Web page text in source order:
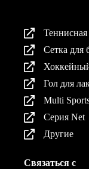
Теннисная
Сетка для
Гол для
Multi
Серия Net
Другие
Связаться с